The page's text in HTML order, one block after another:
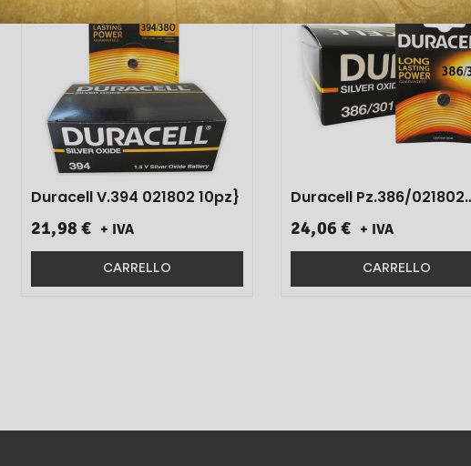
Duracell V.394 021802 10pz}
21,98 € + IVA
CARRELLO
Duracell Pz.386/021802
24,06 € + IVA
CARRELLO